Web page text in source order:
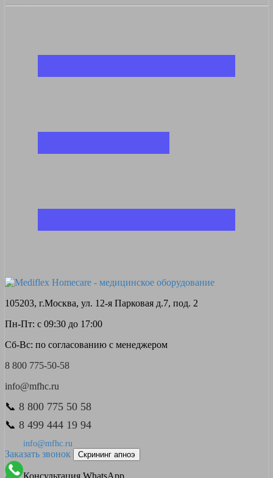
105203, г.Москва, ул. 12-я Парковая д.7, под. 2
Пн-Пт: с 09:30 до 17:00
Сб-Вс: по согласованию с менеджером
8 800 775-50-58
info@mfhc.ru
📞 8 800 775 50 58
📞 8 499 444 19 94
info@mfhc.ru
Заказать звонок Скрининг апноэ
Консультация WhatsApp